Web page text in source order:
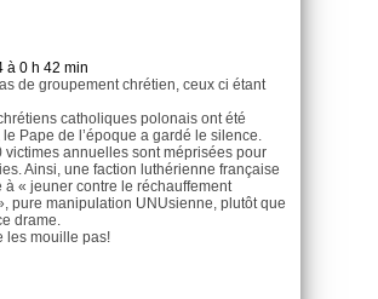
à 0 h 42 min
de groupement chrétien, ceux ci étant
catholiques polonais ont été
Pape de l’époque a gardé le silence.
victimes annuelles sont méprisées pour
Ainsi, une faction luthérienne française
à « jeuner contre le réchauffement
pure manipulation UNUsienne, plutôt que
drame.
les mouille pas!